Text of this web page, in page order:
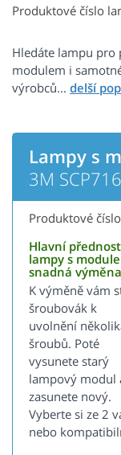
Produktové číslo
Hledáte lampu pro
modulem i
výrobců...
Lampy s
3M SCP716
Produktové
Hlavní
lampy s
snadná výměna
K výměně vám
šroubovák k
uvolnění
šroubů. Poté
vysunete starý
lampový modul
zasunete nový.
Vyberte si ze 2
nebo